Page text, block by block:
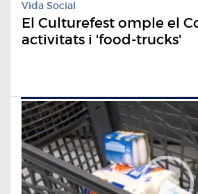
Vida Social
El Culturefest omple el
activitats i 'food-trucks'